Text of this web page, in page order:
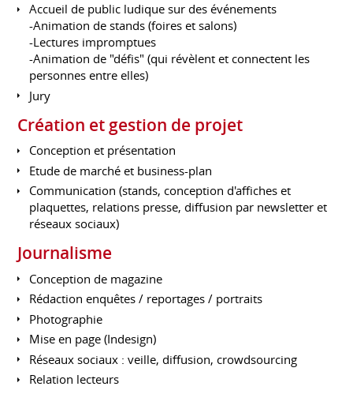
Accueil de public ludique sur des événements
-Animation de stands (foires et salons)
-Lectures impromptues
-Animation de "défis" (qui révèlent et connectent les
personnes entre elles)
Jury
Création et gestion de projet
Conception et présentation
Etude de marché et business-plan
Communication (stands, conception d'affiches et
plaquettes, relations presse, diffusion par newsletter et
réseaux sociaux)
Journalisme
Conception de magazine
Rédaction enquêtes / reportages / portraits
Photographie
Mise en page (Indesign)
Réseaux sociaux : veille, diffusion, crowdsourcing
Relation lecteurs